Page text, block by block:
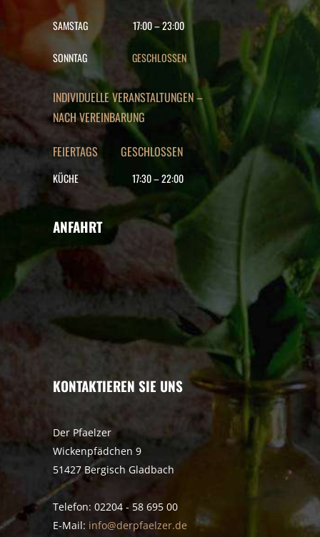
SAMSTAG 17:00–23:00
SONNTAG GESCHLOSSEN
INDIVIDUELLE VERANSTALTUNGEN –
NACH VEREINBARUNG
FEIERTAGS GESCHLOSSEN
KÜCHE 17:30–22:00
ANFAHRT
KONTAKTIEREN SIE UNS
Der Pfaelzer
Wickenpfädchen 9
51427 Bergisch Gladbach
Telefon: 02204 - 58 695 00
E-Mail: info@derpfaelzer.de